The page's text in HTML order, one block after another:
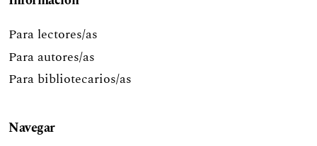
Para lectores/as
Para autores/as
Para bibliotecarios/as
Navegar